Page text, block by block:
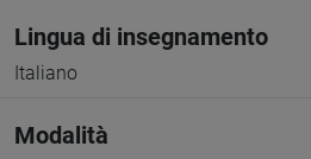
Lingua di insegnamento
Italiano
Modalità